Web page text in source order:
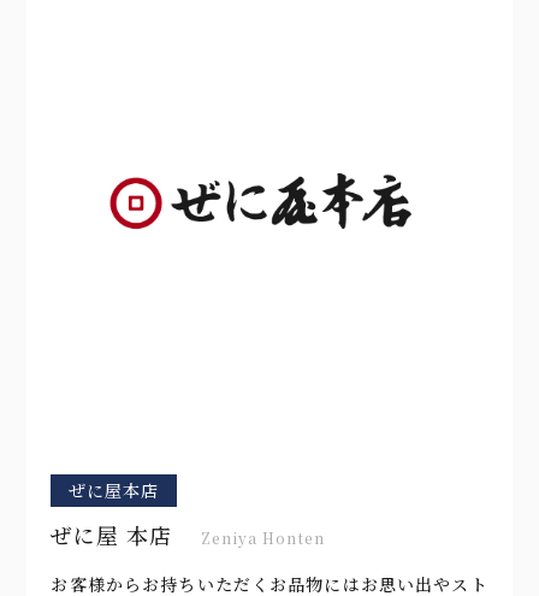
ぜに屋本店
ぜに屋 本店 Zeniya Honten
お客様からお持ちいただくお品物にはお思い出やスト